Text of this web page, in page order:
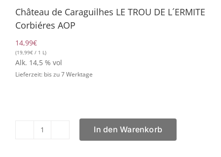
Château de Caraguilhes LE TROU DE L´ERMITE
Corbiéres AOP
14,99€
(19,99€ / 1 L)
Alk. 14,5 % vol
Lieferzeit: bis zu 7 Werktage
Château
In den Warenkorb